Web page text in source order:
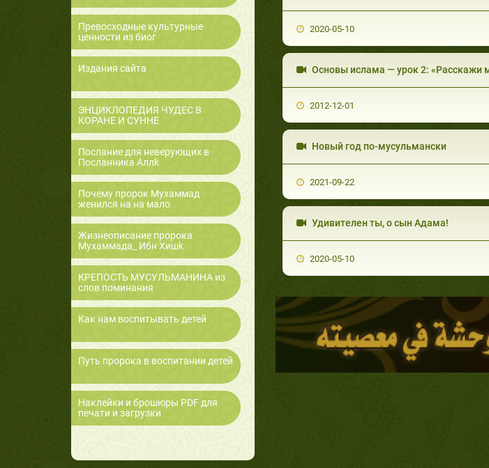
Превосходные культурные
ценности из биог
Издания сайта
ЭНЦИКЛОПЕДИЯ ЧУДЕС В
КОРАНЕ И СУННЕ
Послание для неверующих в
Посланника Аллk
Почему пророк Мухаммад
женился на на мало
Жизнеописание пророка
Мухаммада_ Ибн Хишk
КРЕПОСТЬ МУСУЛЬМАНИНА из
слов поминания
Как нам воспитывать детей
Путь пророка в воспитании детей
Наклейки и брошюры PDF для
печати и загрузки
2020-05-10
Основы ислама — урок 2: «Расскажи
2012-12-01
Новый год по-мусульмански
2021-09-22
Удивителен ты, о сын Адама!
2020-05-10